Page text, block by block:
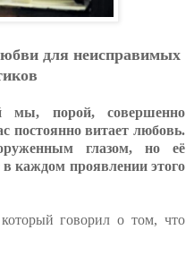
для неисправимых
мы, порой, совершенно
постоянно витает любовь.
глазом, но её
каждом проявлении этого
говорил о том, что